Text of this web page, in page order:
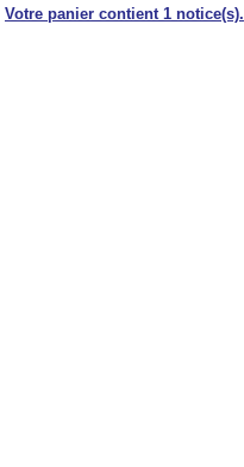
Votre panier contient 1 notice(s).